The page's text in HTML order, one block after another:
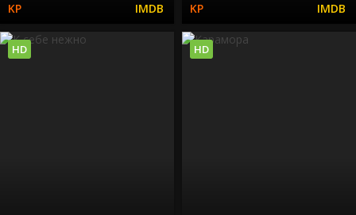
HD HD